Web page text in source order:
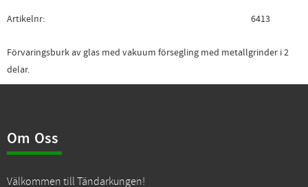
Artikelnr 6413
Förvaringsburk av glas med vakuum försegling med metallgrinder i 2
delar.
Om Oss
Välkommen till Tändarkungen!